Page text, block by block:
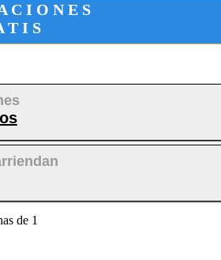
C I O N E S
T I S
de 1